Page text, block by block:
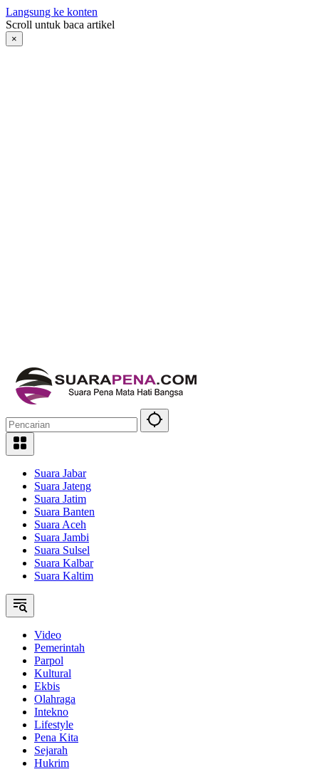
Langsung ke konten
Scroll untuk baca artikel
×
Suara Jabar
Suara Jateng
Suara Jatim
Suara Banten
Suara Aceh
Suara Jambi
Suara Sulsel
Suara Kalbar
Suara Kaltim
Video
Pemerintah
Parpol
Kultural
Ekbis
Olahraga
Intekno
Lifestyle
Pena Kita
Sejarah
Hukrim